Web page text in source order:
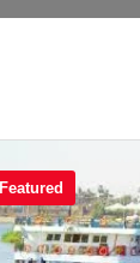
Featured